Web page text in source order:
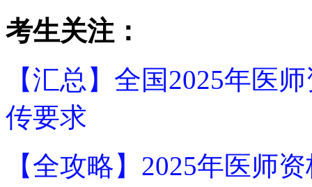
考生关注：
【汇总】全国2025年医
传要求
【全攻略】2025年医师